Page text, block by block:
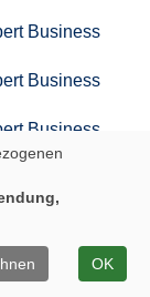
Business
Business
Business
Business
OK